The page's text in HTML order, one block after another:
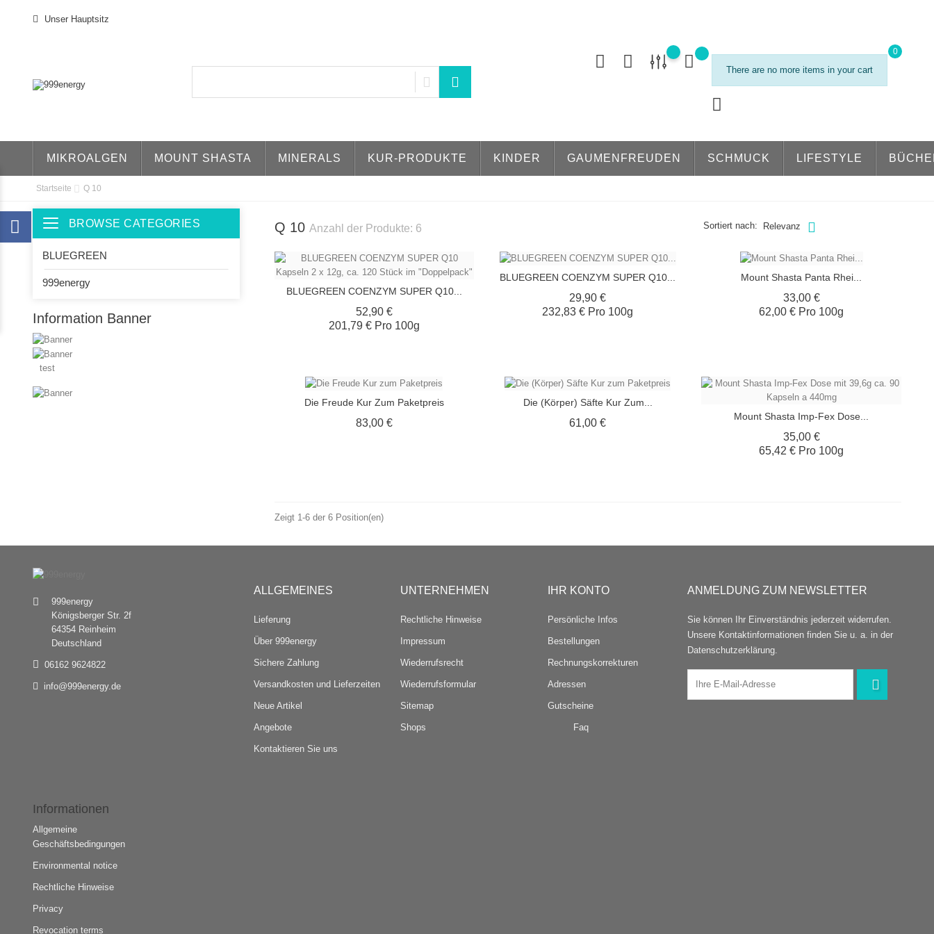
Unser Hauptsitz
There are no more items in your cart
0
MIKROALGEN MOUNT SHASTA MINERALS KUR-PRODUKTE KINDER GAUMENFREUDEN SCHMUCK LIFESTYLE
Startseite Q 10
Toggle navigation
BROWSE CATEGORIES
BLUEGREEN
999energy
Information Banner
test
Q 10 Anzahl der Produkte: 6 Sortiert nach: Relevanz
BLUEGREEN COENZYM SUPER Q10...
52,90 €Preis
201,79 € Pro 100g
BLUEGREEN COENZYM SUPER Q10...
29,90 €Preis
232,83 € Pro 100g
Mount Shasta Panta Rhei...
33,00 €Preis
62,00 € Pro 100g
Die Freude Kur Zum Paketpreis
83,00 €Preis
Die (Körper) Säfte Kur Zum...
61,00 €Preis
Mount Shasta Imp-Fex Dose...
35,00 €Preis
65,42 € Pro 100g
Zeigt 1-6 der 6 Position(en)
999energy
Königsberger Str. 2f
64354 Reinheim
Deutschland
06162 9624822
info@999energy.de
ALLGEMEINES
Lieferung
Über 999energy
Sichere Zahlung
Versandkosten und Lieferzeiten
Neue Artikel
Angebote
Kontaktieren Sie uns
UNTERNEHMEN
Rechtliche Hinweise
Impressum
Wiederrufsrecht
Wiederrufsformular
Sitemap
Shops
IHR KONTO
Persönliche Infos
Bestellungen
Rechnungskorrekturen
Adressen
Gutscheine
Faq
ANMELDUNG ZUM NEWSLETTER
Sie können Ihr Einverständnis jederzeit widerrufen.
Unsere Kontaktinformationen finden Sie u. a. in der
Datenschutzerklärung.
Informationen
Allgemeine
Geschäftsbedingungen
Environmental notice
Rechtliche Hinweise
Privacy
Revocation terms